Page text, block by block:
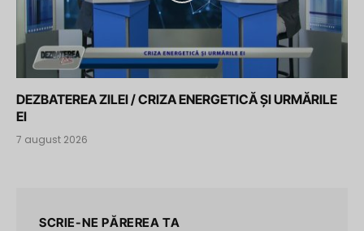
DEZBATEREA ZILEI / CRIZA ENERGETICĂ ȘI URMĂRILE
EI
7 august 2026
SCRIE-NE PĂREREA TA